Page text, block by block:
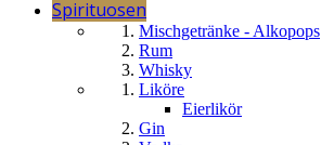
Spirituosen
Mischgetränke - Alkopops
Rum
Whisky
Liköre
Eierlikör
Gin